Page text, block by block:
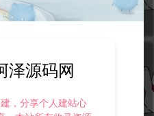
冷雨泽ღ 30
泽源码网
，分享个人建站心